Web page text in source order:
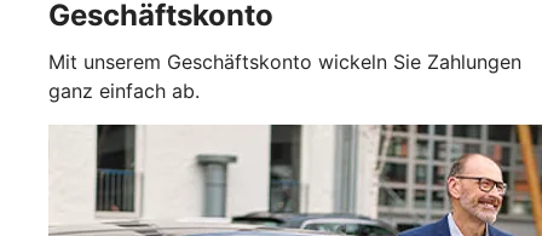
Geschäftskonto
Mit unserem Geschäftskonto wickeln Sie Zahlungen
ganz einfach ab.